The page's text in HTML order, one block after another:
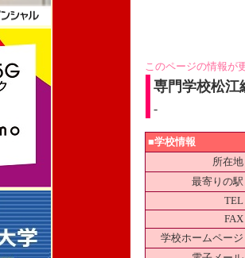
このページの情報が
専門学校松
-
■学校情報
所在地
最寄りの駅
TEL
FAX
学校ホームページ